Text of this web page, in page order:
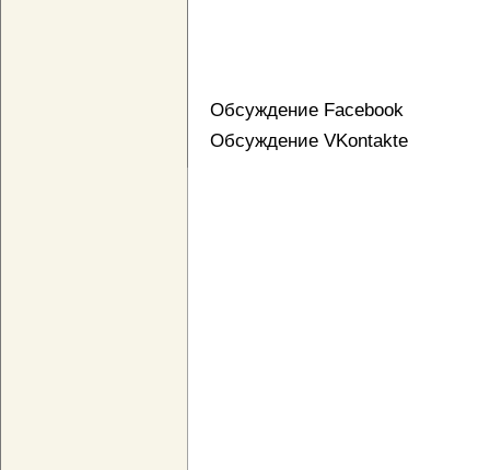
Обсуждение Facebook
Обсуждение VKontakte